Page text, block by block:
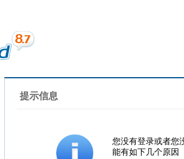
提示信息
您没有登录或者您
能有如下几个原因